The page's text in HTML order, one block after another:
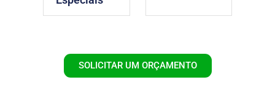
SOLICITAR UM ORÇAMENTO